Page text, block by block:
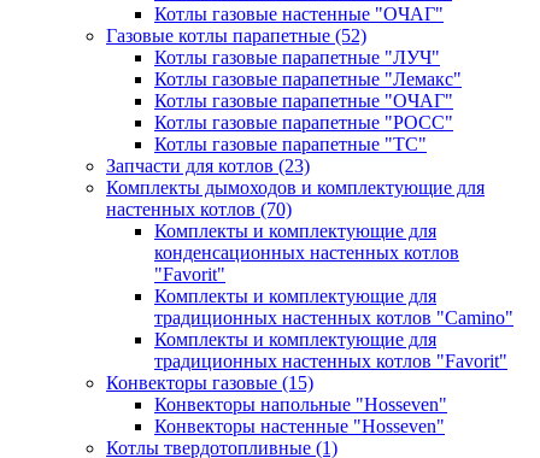
Котлы газовые настенные "ОЧАГ"
Газовые котлы парапетные (52)
Котлы газовые парапетные "ЛУЧ"
Котлы газовые парапетные "Лемакс"
Котлы газовые парапетные "ОЧАГ"
Котлы газовые парапетные "РОСС"
Котлы газовые парапетные "ТС"
Запчасти для котлов (23)
Комплекты дымоходов и комплектующие для
настенных котлов (70)
Комплекты и комплектующие для
конденсационных настенных котлов
"Favorit"
Комплекты и комплектующие для
традиционных настенных котлов "Camino"
Комплекты и комплектующие для
традиционных настенных котлов "Favorit"
Конвекторы газовые (15)
Конвекторы напольные "Hosseven"
Конвекторы настенные "Hosseven"
Котлы твердотопливные (1)